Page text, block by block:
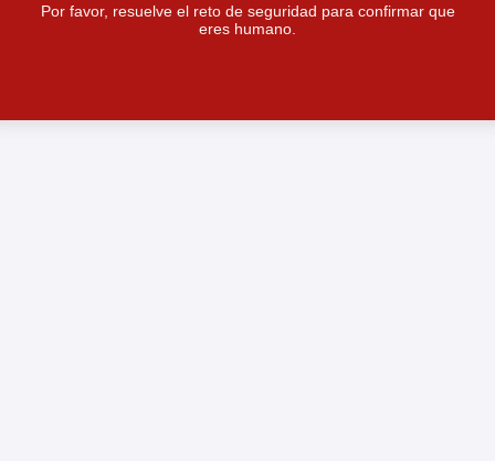
Por favor, resuelve el reto de seguridad para confirmar que
eres humano.